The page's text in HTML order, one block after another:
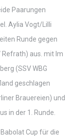
Paarungen
Aylia Vogt/Lilli
Runde gegen
aus. mit Im
(SSV WBG
geschlagen
Brauereien) und
in der 1. Runde.
Cup für die